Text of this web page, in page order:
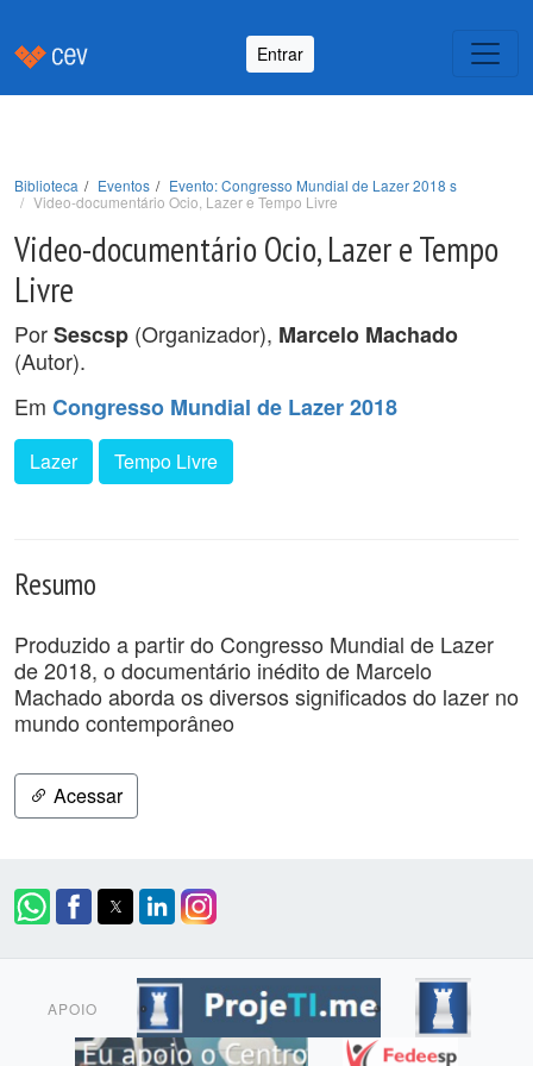
Entrar
Biblioteca Eventos
Evento: Congresso Mundial de Lazer 2018 s
Video-documentário Ocio, Lazer e Tempo Livre
Video-documentário Ocio, Lazer e Tempo
Livre
PorSescsp (Organizador), Marcelo Machado
(Autor).
Em Congresso Mundial de Lazer 2018
Lazer Tempo Livre
Resumo
Produzido a partir do Congresso Mundial de Lazer
de 2018, o documentário inédito de Marcelo
Machado aborda os diversos significados do lazer no
mundo contemporâneo
Acessar
APOIO